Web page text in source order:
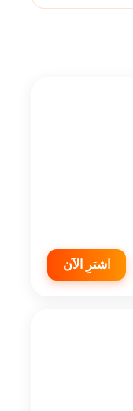
اشترِ الآن